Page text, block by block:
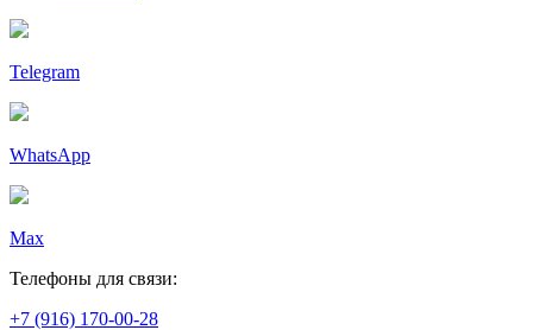
Telegram
WhatsApp
Max
Телефоны для связи:
+7 (916) 170-00-28